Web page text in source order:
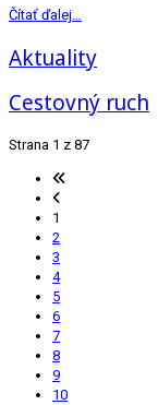
Čítať ďalej…
Aktuality
Cestovný ruch
Strana 1 z 87
1
2
3
4
5
6
7
8
9
10